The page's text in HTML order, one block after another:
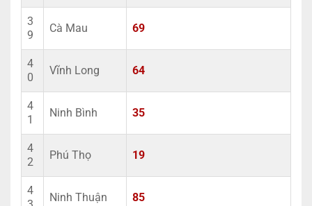
3
9
Cà Mau 69
4
0
Vĩnh Long 64
4
1
Ninh Bình 35
4
2
Phú Thọ 19
4
Ninh Thuận 85